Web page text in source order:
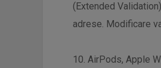
(Extended
adrese. Modificare
10. AirPods, Apple